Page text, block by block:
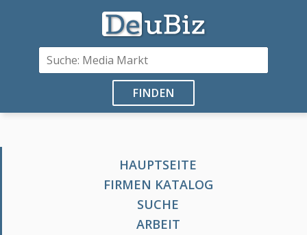
FINDEN
HAUPTSEITE
FIRMEN KATALOG
SUCHE
ARBEIT